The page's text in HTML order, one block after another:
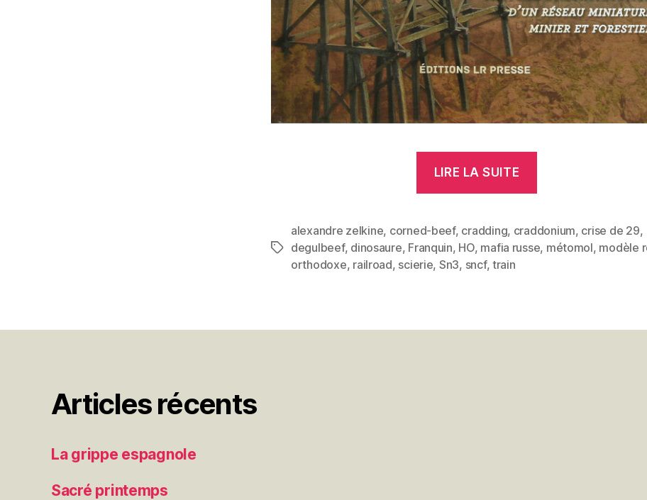
LIRE LA SUITE
Cradding
Railroad »
Étiquettes
alexandre zelkine, corned-beef, cradding, craddonium, crise de 29,
degulbeef, dinosaure, Franquin, HO, mafia russe, métomol, modèle
orthodoxe, railroad, scierie, Sn3, sncf,train
Articles récents
La grippe espagnole
Sacré printemps